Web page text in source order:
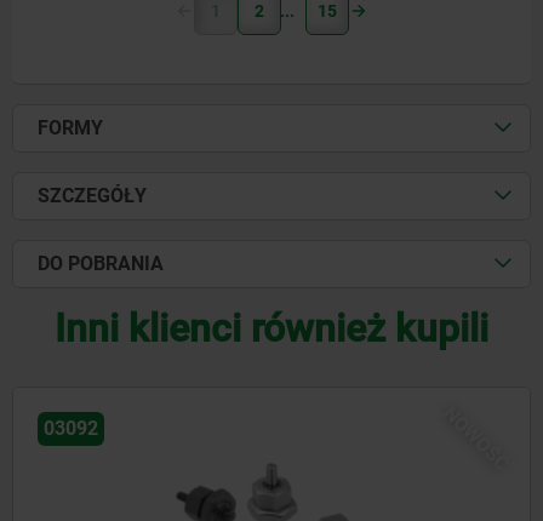
1 2 15
FORMY
SZCZEGÓŁY
DO POBRANIA
Inni klienci również kupili
03096